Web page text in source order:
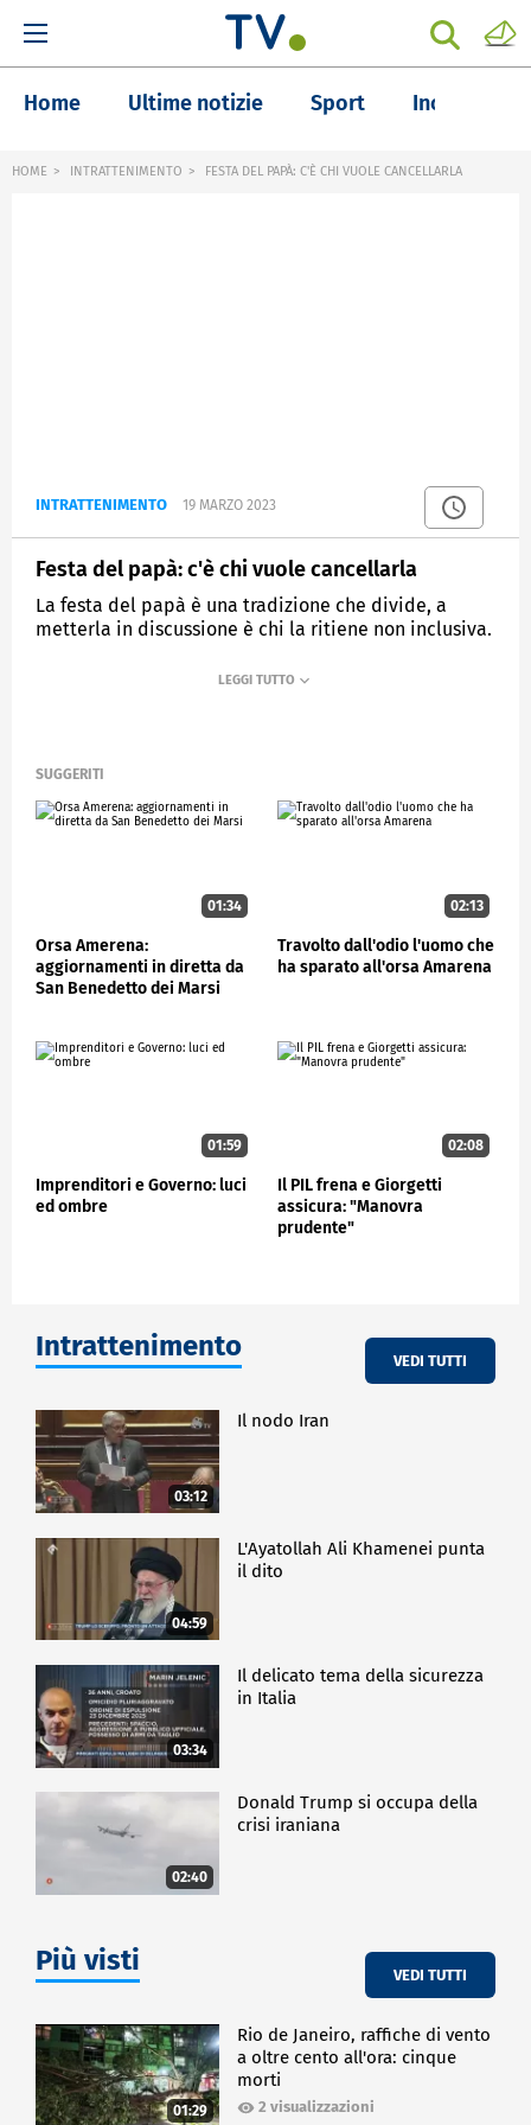
Home Ultime notizie Sport Inchieste
HOME INTRATTENIMENTO FESTA DEL PAPÀ: C'È CHI VUOLE CANCELLARLA
INTRATTENIMENTO 19 MARZO 2023
Festa del papà: c'è chi vuole cancellarla
La festa del papà è una tradizione che divide, a
metterla in discussione è chi la ritiene non inclusiva.
CONTROCORRENTE
SUGGERITI
01:34
Orsa Amerena:
aggiornamenti in diretta da
San Benedetto dei Marsi
02:13
Travolto dall'odio l'uomo che
ha sparato all'orsa Amarena
01:59
Imprenditori e Governo: luci
ed ombre
02:08
Il PIL frena e Giorgetti
assicura: "Manovra
prudente"
Intrattenimento VEDI TUTTI
03:12
Il nodo Iran
04:59
L'Ayatollah Ali Khamenei punta
il dito
03:34
Il delicato tema della sicurezza
in Italia
02:40
Donald Trump si occupa della
crisi iraniana
Più visti VEDI TUTTI
01:29
Rio de Janeiro, raffiche di vento
a oltre cento all'ora: cinque
morti
2 visualizzazioni